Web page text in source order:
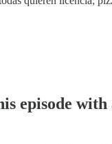
episode with